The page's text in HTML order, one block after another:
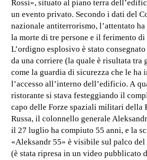
Rossi», situato al piano terra
un evento privato. Secondo i dati del
nazionale antiterrorismo, l’attentato ha
la morte di tre persone e il ferimento
L’ordigno esplosivo è stato
da una corriere (la quale è risultata tra
come la guardia di sicurezza che le ha
l’accesso all’interno dell’edificio. A
ristorante si stava festeggiando il
capo delle Forze spaziali militari della
Russa, il colonnello generale
il 27 luglio ha compiuto 55 anni, e la
«Aleksandr 55» è visibile sul palco del
(è stata ripresa in un video pubblicato